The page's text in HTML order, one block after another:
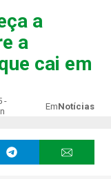
a
a
cai em
-
EmNotícias